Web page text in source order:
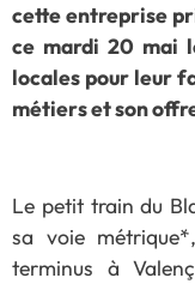
cette entreprise
ce mardi 20 mai
locales pour leur
métiers et son
Le petit train du
sa voie
terminus à